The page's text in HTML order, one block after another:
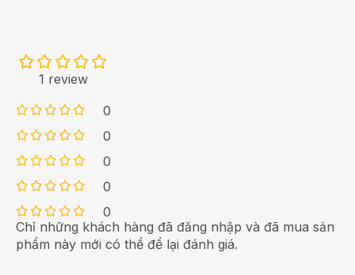
1 review
0
0
0
0
0
Chỉ những khách hàng đã đăng nhập và đã mua sản
phẩm này mới có thể để lại đánh giá.